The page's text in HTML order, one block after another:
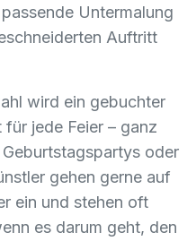
Untermalung
Auftritt
wird ein gebuchter
jede Feier – ganz
oder
gehen gerne auf
ein und stehen oft
es darum geht, den